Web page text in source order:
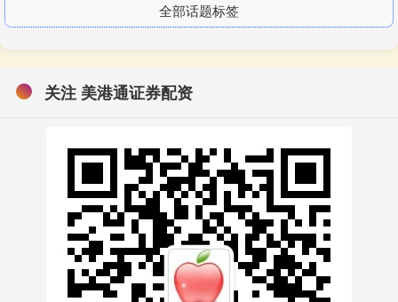
全部话题标签
关注 美港通证券配资